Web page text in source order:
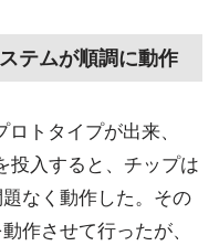
テムが順調に動作
トタイプが出来、
入すると、チップは
なく動作した。その
作させて行ったが、